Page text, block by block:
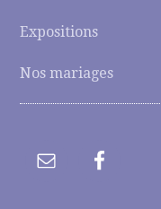
Expositions
Nos mariages